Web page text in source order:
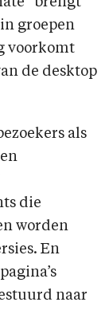
in groepen
voorkomt
de desktop
als
die
worden
En
naar